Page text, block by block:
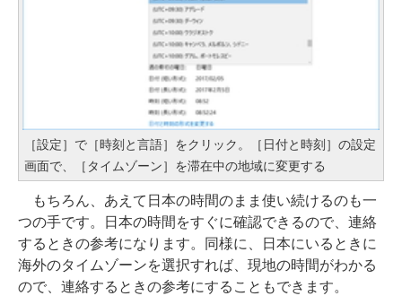
［設定］で［時刻と言語］をクリック。［日付と時刻］の設定
画面で、［タイムゾーン］を滞在中の地域に変更する
もちろん、あえて日本の時間のまま使い続けるのも一
つの手です。日本の時間をすぐに確認できるので、連絡
するときの参考になります。同様に、日本にいるときに
海外のタイムゾーンを選択すれば、現地の時間がわかる
ので、連絡するときの参考にすることもできます。